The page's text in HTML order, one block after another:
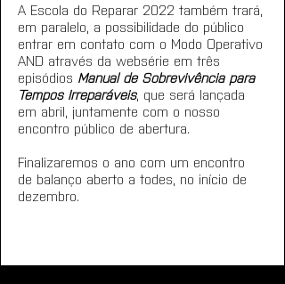
A Escola do Reparar 2022 também trará,
em paralelo, a possibilidade do público
entrar em contato com o Modo Operativo
AND através da websérie em três
episódios Manual de Sobrevivência para
Tempos Irreparáveis, que será lançada
em abril, juntamente com o nosso
encontro público de abertura.
Finalizaremos o ano com um encontro
de balanço aberto a todes, no início de
dezembro.